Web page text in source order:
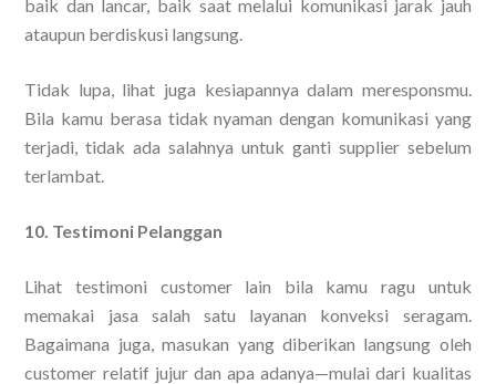
baik dan lancar, baik saat melalui komunikasi jarak jauh
ataupun berdiskusi langsung.
Tidak lupa, lihat juga kesiapannya dalam meresponsmu.
Bila kamu berasa tidak nyaman dengan komunikasi yang
terjadi, tidak ada salahnya untuk ganti supplier sebelum
terlambat.
10. Testimoni Pelanggan
Lihat testimoni customer lain bila kamu ragu untuk
memakai jasa salah satu layanan konveksi seragam.
Bagaimana juga, masukan yang diberikan langsung oleh
customer relatif jujur dan apa adanya—mulai dari kualitas